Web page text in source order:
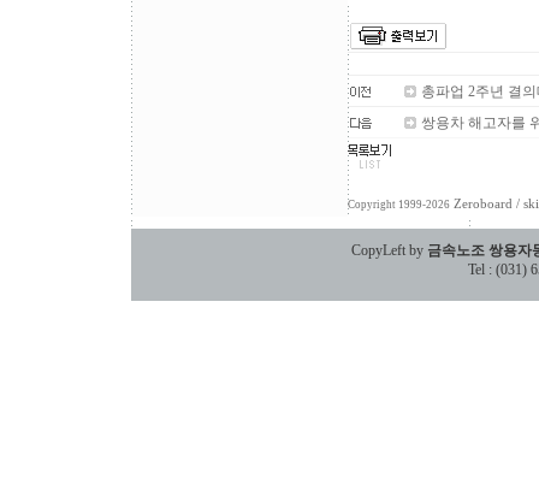
총파업 2주년 결
쌍용차 해고자를
Copyright 1999-2026 Zeroboard /
CopyLeft by 금속노조 쌍용자
Tel : (031)